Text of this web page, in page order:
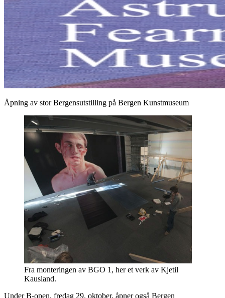
Åpning av stor Bergensutstilling på Bergen Kunstmuseum
Fra monteringen av BGO 1, her et verk av Kjetil
Kausland.
Under B-open, fredag 29. oktober, åpner også Bergen